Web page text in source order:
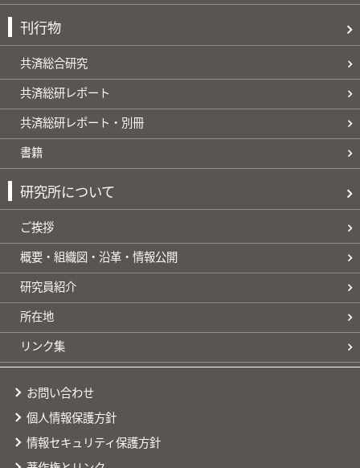
刊行物
共済総合研究
共済総研レポート
共済総研レポート・別冊
書籍
研究所について
ご挨拶
概要・組織図・沿革・情報公開
研究員紹介
所在地
リンク集
お問い合わせ
個人情報保護方針
情報セキュリティ保護方針